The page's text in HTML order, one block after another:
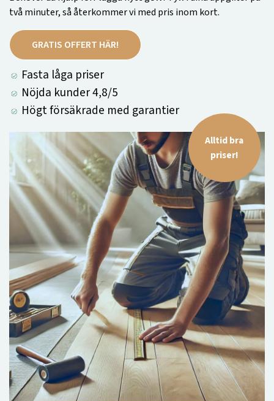
två minuter, så återkommer vi med pris inom kort.
GRATIS OFFERT HÄR!
Fasta låga priser
Nöjda kunder 4,8/5
Högt försäkrade med garantier
Alltid bra
priser!